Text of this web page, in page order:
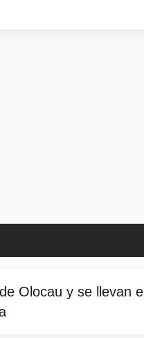
Olocau y se llevan el